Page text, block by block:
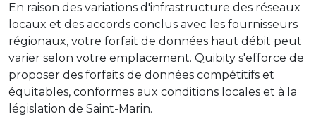
En raison des variations d'infrastructure des réseaux
locaux et des accords conclus avec les fournisseurs
régionaux, votre forfait de données haut débit peut
varier selon votre emplacement. Quibity s'efforce de
proposer des forfaits de données compétitifs et
équitables, conformes aux conditions locales et à la
législation de Saint-Marin.